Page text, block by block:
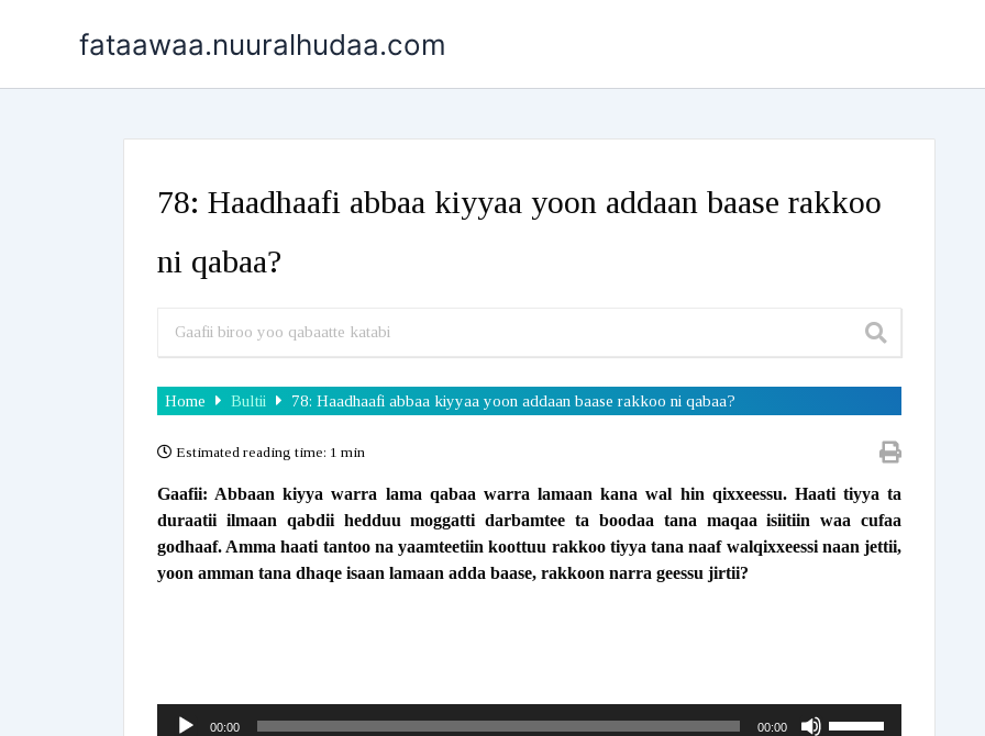
fataawaa.nuuralhudaa.com
78: Haadhaafi abbaa kiyyaa yoon addaan baase rakkoo
ni qabaa?
Home Bultii 78: Haadhaafi abbaa kiyyaa yoon addaan baase rakkoo ni qabaa?
Estimated reading time: 1 min
Gaafii: Abbaan kiyya warra lama qabaa warra lamaan kana wal hin qixxeessu. Haati tiyya ta
duraatii ilmaan qabdii hedduu moggatti darbamtee ta boodaa tana maqaa isiitiin waa cufaa
godhaaf. Amma haati tantoo na yaamteetiin koottuu rakkoo tiyya tana naaf walqixxeessi naan jettii,
yoon amman tana dhaqe isaan lamaan adda baase, rakkoon narra geessu jirtii?
Audio00:00 00:00
Use